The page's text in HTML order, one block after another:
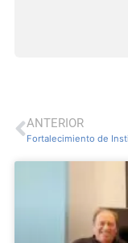
ANTERIOR